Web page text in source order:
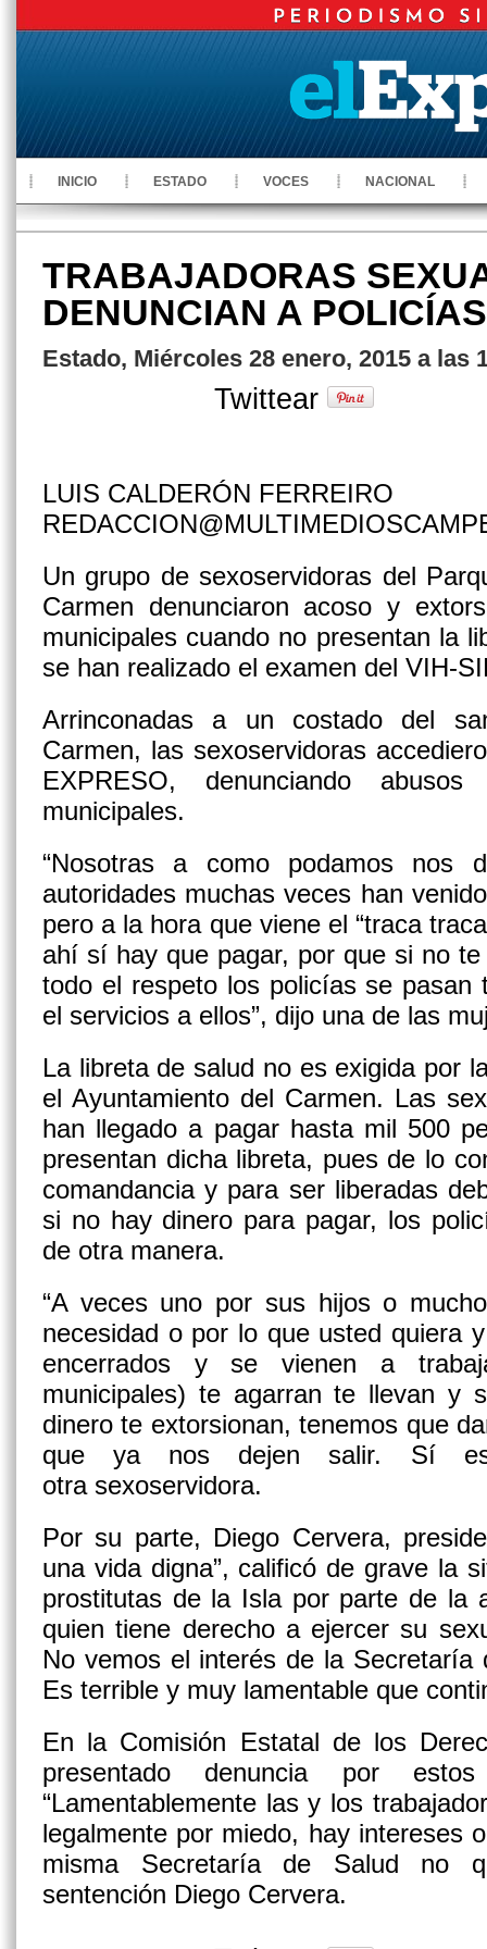
INICIO ESTADO VOCES NACIONAL
TRABAJADORAS
DENUNCIAN A POLICÍAS
Estado, Miércoles 28 enero, 2015 a las
Twittear
LUIS CALDERÓN FERREIRO
Un grupo de sexoservidoras del
Carmen denunciaron acoso y
municipales cuando no presentan la
se han realizado el examen del VIH-
Arrinconadas a un costado del
Carmen, las sexoservidoras
EXPRESO, denunciando
municipales.
“Nosotras a como podamos nos
autoridades muchas veces han
pero a la hora que viene el “traca
ahí sí hay que pagar, por que si no
todo el respeto los policías se pasan
el servicios a ellos”, dijo una de las
La libreta de salud no es exigida por
el Ayuntamiento del Carmen. Las
han llegado a pagar hasta mil 500
presentan dicha libreta, pues de lo
comandancia y para ser liberadas
si no hay dinero para pagar, los
de otra manera.
“A veces uno por sus hijos o
necesidad o por lo que usted quiera
encerrados y se vienen a
municipales) te agarran te llevan y
dinero te extorsionan, tenemos que
que ya nos dejen salir. Sí es
otra sexoservidora.
Por su parte, Diego Cervera,
una vida digna”, calificó de grave la
prostitutas de la Isla por parte de la
quien tiene derecho a ejercer su
No vemos el interés de la Secretaría
Es terrible y muy lamentable que
En la Comisión Estatal de los
presentado denuncia por
“Lamentablemente las y los
legalmente por miedo, hay intereses
misma Secretaría de Salud no
sentención Diego Cervera.